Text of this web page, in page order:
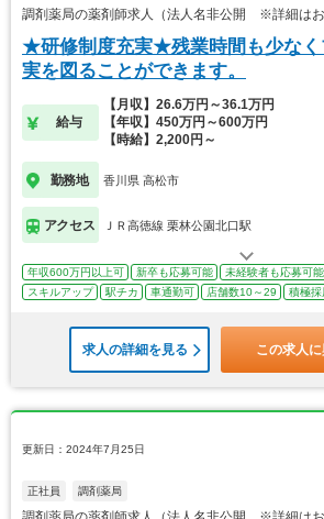
調剤薬局の薬剤師求人（法人名非公開 ※詳細はお
★研修制度充実★残業時間も少なく
実を図ることができます。
給与
【月収】26.6万円～36.1万円
【年収】450万円～600万円
【時給】2,200円～
勤務地 香川県 高松市
アクセス ＪＲ高徳線 栗林公園北口駅
年収600万円以上可 新卒も応募可能 未経験者も応募可能
スキルアップ
駅チカ 車通勤可 店舗数10～29 積極採
求人の詳細を見る この求人
更新日：2024年7月25日
正社員 調剤薬局